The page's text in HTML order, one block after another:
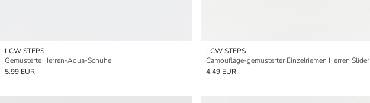
LCW STEPS
Gemusterte Herren-Aqua-Schuhe
5.99 EUR
LCW STEPS
Camouflage-gemusterter Einzelriemen Herren Slider
4.49 EUR